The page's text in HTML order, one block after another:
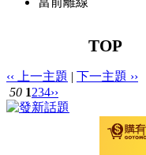
TOP
‹‹ 上一主題 | 下一主題 ››
50 1234››